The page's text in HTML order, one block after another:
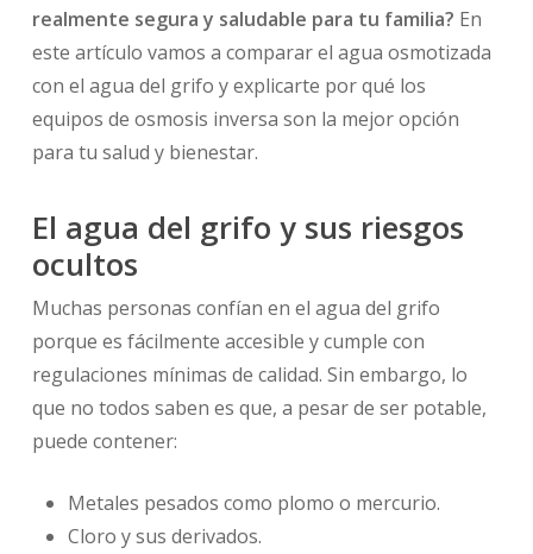
realmente segura y saludable para tu familia? En
este artículo vamos a comparar el agua osmotizada
con el agua del grifo y explicarte por qué los
equipos de osmosis inversa son la mejor opción
para tu salud y bienestar.
El agua del grifo y sus riesgos
ocultos
Muchas personas confían en el agua del grifo
porque es fácilmente accesible y cumple con
regulaciones mínimas de calidad. Sin embargo, lo
que no todos saben es que, a pesar de ser potable,
puede contener:
Metales pesados como plomo o mercurio.
Cloro y sus derivados.